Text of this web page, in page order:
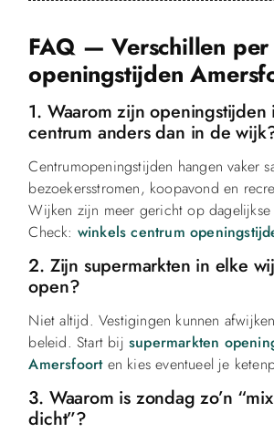
FAQ — Verschillen
openingstijden
1. Waarom zijn openingstijden
centrum anders dan in de
Centrumopeningstijden hangen vaker
bezoekersstromen, koopavond en
Wijken zijn meer gericht op dagelijkse
Check: winkels centrum
2. Zijn supermarkten in elke
open?
Niet altijd. Vestigingen kunnen
beleid. Start bij supermarkten
Amersfoorten kies eventueel je
3. Waarom is zondag zo’n
dicht”?